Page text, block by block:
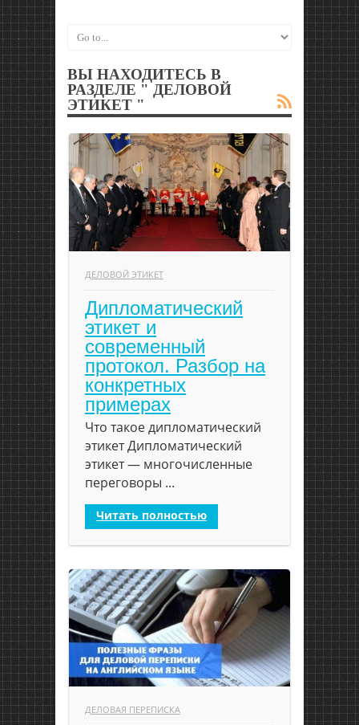
ВЫ НАХОДИТЕСЬ В
РАЗДЕЛЕ " ДЕЛОВОЙ
ЭТИКЕТ "
ДЕЛОВОЙ ЭТИКЕТ
Дипломатический
этикет и
современный
протокол. Разбор на
конкретных
примерах
Что такое дипломатический
этикет Дипломатический
этикет — многочисленные
переговоры ...
Читать полностью
ДЕЛОВАЯ ПЕРЕПИСКА